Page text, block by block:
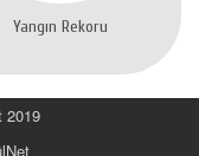
Yangın Rekoru
2019